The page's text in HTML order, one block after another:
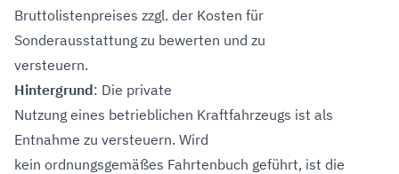
Bruttolistenpreises zzgl. der Kosten für
Sonderausstattung zu bewerten und zu
versteuern.
Hintergrund: Die private
Nutzung eines betrieblichen Kraftfahrzeugs ist als
Entnahme zu versteuern. Wird
kein ordnungsgemäßes Fahrtenbuch geführt, ist die